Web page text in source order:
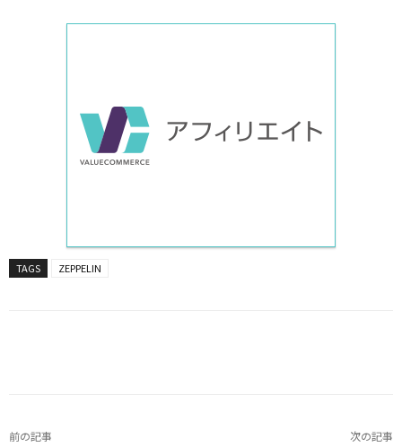
TAGS ZEPPELIN
前の記事 次の記事